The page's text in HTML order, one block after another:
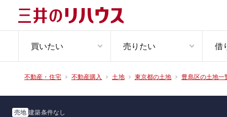
買いたい 売りたい 借
不動産・住宅 不動産購入 土地 東京都の土地 豊島区の土地一
売地 建築条件なし